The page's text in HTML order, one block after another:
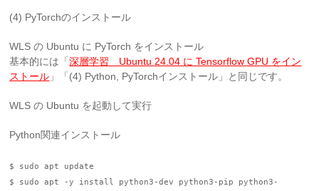
(4) PyTorchのインストール
WLS の Ubuntu に PyTorch をインストール
基本的には「深層学習 Ubuntu 24.04 に Tensorflow GPU をイン
ストール 」「(4) Python, PyTorchインストール」と同じです。
WLS の Ubuntu を起動して実行
Python関連インストール
$ sudo apt update
$ sudo apt -y install python3-dev python3-pip python3-